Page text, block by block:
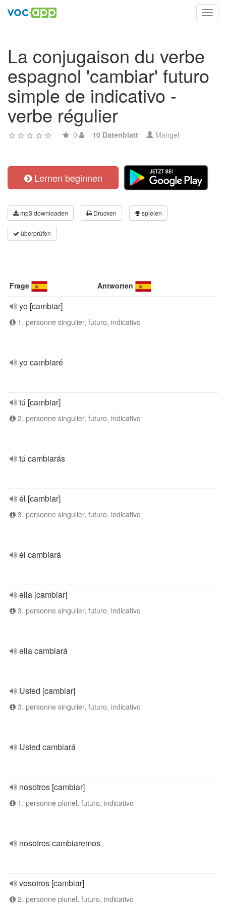
La conjugaison du verbe
espagnol 'cambiar' futuro
simple de indicativo -
verbe régulier
0 10 Datenblatt Mangel
Lernen beginnen
mp3 downloaden Drucken spielen
überprüfen
Frage Antworten
yo [cambiar]
1. personne singulier, futuro, indicativo
yo cambiaré
tú [cambiar]
2. personne singulier, futuro, indicativo
tú cambiarás
él [cambiar]
3. personne singulier, futuro, indicativo
él cambiará
ella [cambiar]
3. personne singulier, futuro, indicativo
ella cambiará
Usted [cambiar]
3. personne singulier, futuro, indicativo
Usted cambiará
nosotros [cambiar]
1. personne pluriel, futuro, indicativo
nosotros cambiaremos
vosotros [cambiar]
2. personne pluriel, futuro, indicativo